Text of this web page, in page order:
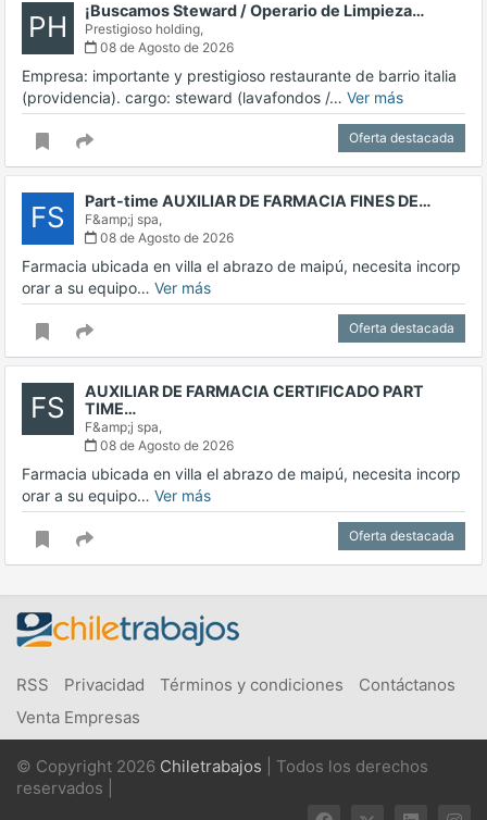
PH ¡Buscamos Steward / Operario de Limpieza…
Prestigioso holding,
08 de Agosto de 2026
Empresa: importante y prestigioso restaurante de barrio italia
(providencia). cargo: steward (lavafondos /… Ver más
Oferta destacada
FS Part-time AUXILIAR DE FARMACIA FINES DE…
F&amp;j spa,
08 de Agosto de 2026
Farmacia ubicada en villa el abrazo de maipú, necesita incorp
orar a su equipo… Ver más
Oferta destacada
FS
AUXILIAR DE FARMACIA CERTIFICADO PART
TIME…
F&amp;j spa,
08 de Agosto de 2026
Farmacia ubicada en villa el abrazo de maipú, necesita incorp
orar a su equipo… Ver más
Oferta destacada
RSS Privacidad Términos y condiciones
Contáctanos
Venta Empresas
© Copyright 2026 Chiletrabajos | Todos los derechos
reservados |